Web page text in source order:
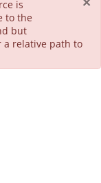
is
to the
but
a relative path to